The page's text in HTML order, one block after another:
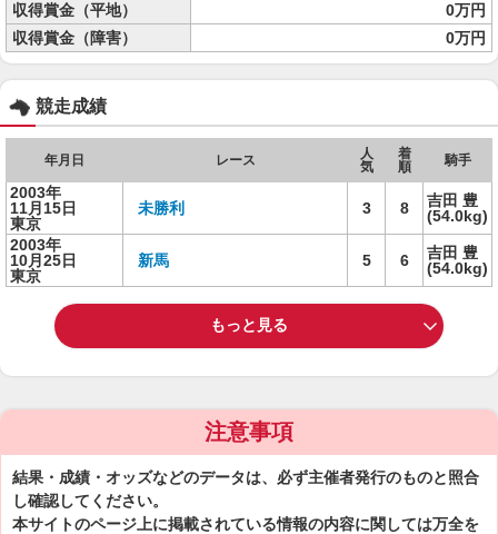
収得賞金（平地）
0万円
収得賞金（障害）
0万円
競走成績
年月日 レース
人
気
着
順
騎手
2003年
11月15日
東京
未勝利 3 8
吉田 豊
(54.0kg)
2003年
10月25日
東京
新馬 5 6
吉田 豊
(54.0kg)
もっと見る
注意事項
結果・成績・オッズなどのデータは、必ず主催者発行のものと照合
し確認してください。
本サイトのページ上に掲載されている情報の内容に関しては万全を